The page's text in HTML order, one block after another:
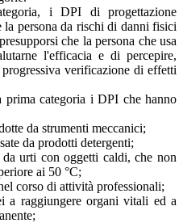
i DPI di progettazione
la persona da rischi di danni fisici
che la persona che usa
l'efficacia e di percepire,
verificazione di effetti
prima categoria i DPI che hanno
da strumenti meccanici;
da prodotti detergenti;
urti con oggetti caldi, che non
ai 50 °C;
corso di attività professionali;
raggiungere organi vitali ed a